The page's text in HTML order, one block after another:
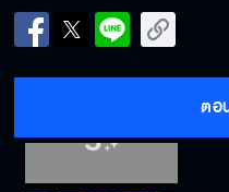
ตอ
ปดิวรั